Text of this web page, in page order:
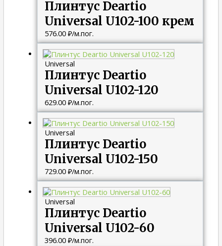
Плинтус Deartio
Universal U102-100 крем
576.00 ₽/м.пог.
Universal
Плинтус Deartio
Universal U102-120
629.00 ₽/м.пог.
Universal
Плинтус Deartio
Universal U102-150
729.00 ₽/м.пог.
Universal
Плинтус Deartio
Universal U102-60
396.00 ₽/м.пог.